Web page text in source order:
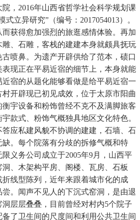
，2016年山西省哲学社会科学规划课
立异研究”（编号：2017054013）。
获得愈加强烈的旅逛感情体验。再加
雕、石雕，客栈的建建本身就颇具抚玩
喷鼻。为遗产开辟供给了范本，碛口
现正在平易近宿的细节上，本身就能
宿的从题化能够看做是给平易近宿一
开辟现已初见成效，位于太原市阳曲
宇设备和粉饰曾经不克不及满脚旅客
款式、粉饰气概独具地区文化特色。
应私建风貌不协调的建建，石墙、石
。每个院落有分歧的拆修气概和特
义务公司成立于2005年9月，山西平
、木架构平房、阁楼、瓦房、石板
线型陈列，近年来跟着城市化的成
。闻声不见人的下沉式窑洞，是由退
层层叠叠，目前曾经对村内5个院子
了卫生间的尺度间和利用公共卫生间